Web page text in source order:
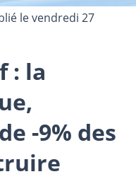
levendredi 27
: la
-9% des